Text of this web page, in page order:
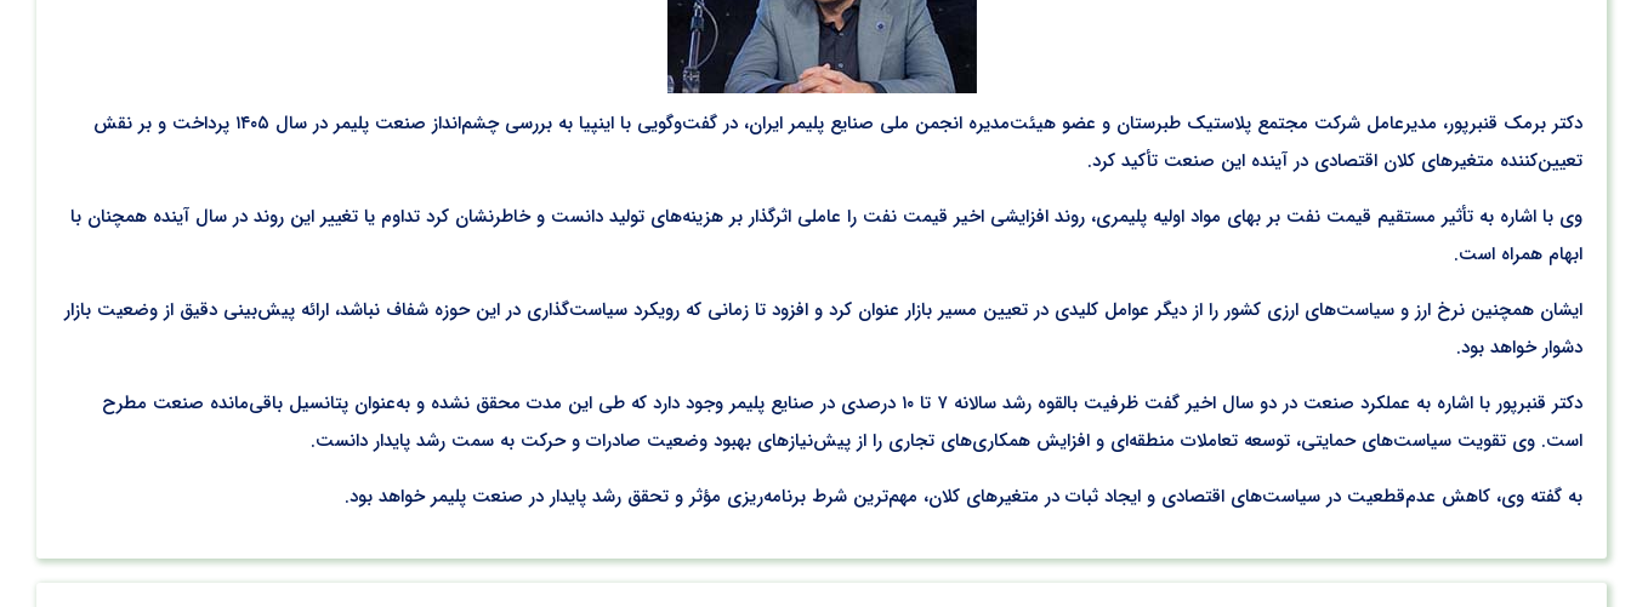
دکتر برمک قنبرپور، مدیرعامل شرکت مجتمع پلاستیک طبرستان و عضو هیئت‌مدیره انجمن ملی صنایع پلیمر ایران، در گفت‌وگویی با اینپیا به بررسی چشم‌انداز صنعت پلیمر در سال ۱۴۰۵ پرداخت و بر نقش
تعیین‌کننده متغیرهای کلان اقتصادی در آینده این صنعت تأکید کرد.
وی با اشاره به تأثیر مستقیم قیمت نفت بر بهای مواد اولیه پلیمری، روند افزایشی اخیر قیمت نفت را عاملی اثرگذار بر هزینه‌های تولید دانست و خاطرنشان کرد تداوم یا تغییر این روند در سال آینده همچنان با
ابهام همراه است.
ایشان همچنین نرخ ارز و سیاست‌های ارزی کشور را از دیگر عوامل کلیدی در تعیین مسیر بازار عنوان کرد و افزود تا زمانی که رویکرد سیاست‌گذاری در این حوزه شفاف نباشد، ارائه پیش‌بینی دقیق از وضعیت بازار
دشوار خواهد بود.
دکتر قنبرپور با اشاره به عملکرد صنعت در دو سال اخیر گفت ظرفیت بالقوه رشد سالانه ۷ تا ۱۰ درصدی در صنایع پلیمر وجود دارد که طی این مدت محقق نشده و به‌عنوان پتانسیل باقی‌مانده صنعت مطرح
است. وی تقویت سیاست‌های حمایتی، توسعه تعاملات منطقه‌ای و افزایش همکاری‌های تجاری را از پیش‌نیازهای بهبود وضعیت صادرات و حرکت به سمت رشد پایدار دانست.
به گفته وی، کاهش عدم‌قطعیت در سیاست‌های اقتصادی و ایجاد ثبات در متغیرهای کلان، مهم‌ترین شرط برنامه‌ریزی مؤثر و تحقق رشد پایدار در صنعت پلیمر خواهد بود.